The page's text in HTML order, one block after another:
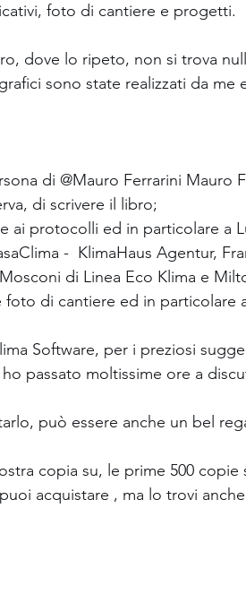
foto di cantiere e progetti.
dove lo ripeto, non si trova
sono state realizzati da me
di @Mauro Ferrarini Mauro
di scrivere il libro;
ai protocolli ed in particolare a
-  KlimaHaus Agentur,
di Linea Eco Klima e
foto di cantiere ed in particolare
Software, per i preziosi
passato moltissime ore a
può essere anche un bel
copia su, le prime 500
acquistare , ma lo trovi